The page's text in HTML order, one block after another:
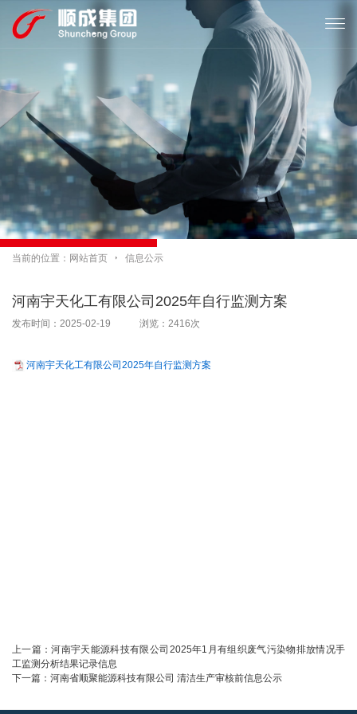

当前的位置： 网站首页  信息公示
河南宇天化工有限公司2025年自行监测方案
发布时间：2025-02-19 浏览：2416次
河南宇天化工有限公司2025年自行监测方案
上一篇：河南宇天能源科技有限公司2025年1月有组织废气污染物排放情况手
工监测分析结果记录信息
下一篇： 河南省顺聚能源科技有限公司 清洁生产审核前信息公示